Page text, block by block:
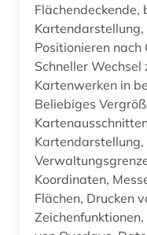
Positionieren
Schneller
Kartenwerken in
Beliebiges
Kartendarstellung,
Koordinaten,
Flächen, Drucken